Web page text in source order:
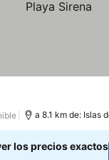
los precios exactos